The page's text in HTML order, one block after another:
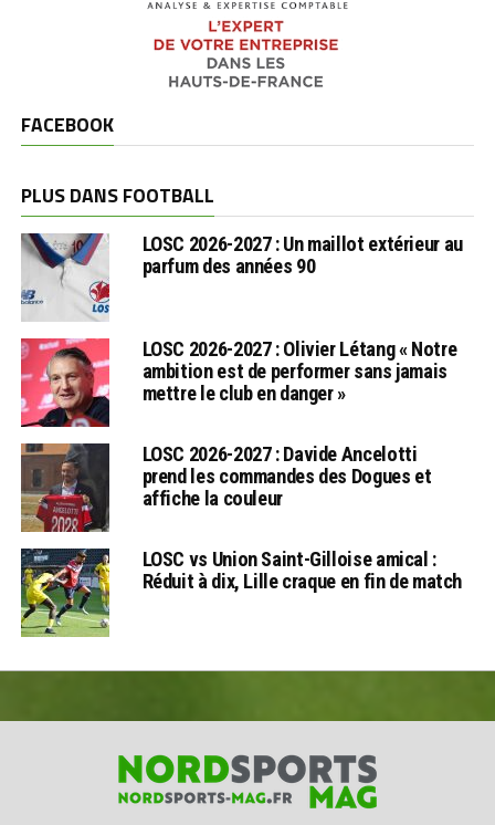
FACEBOOK
PLUS DANS FOOTBALL
LOSC 2026-2027 : Un maillot extérieur au
parfum des années 90
LOSC 2026-2027 : Olivier Létang « Notre
ambition est de performer sans jamais
mettre le club en danger »
LOSC 2026-2027 : Davide Ancelotti
prend les commandes des Dogues et
affiche la couleur
LOSC vs Union Saint-Gilloise amical :
Réduit à dix, Lille craque en fin de match